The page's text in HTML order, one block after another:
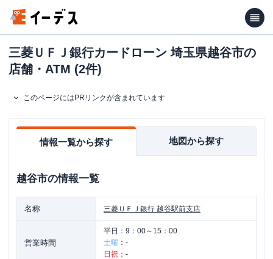
三菱ＵＦＪ銀行カードローン 埼玉県越谷市の
店舗・ATM (2件)
このページにはPRリンクが含まれています
情報一覧から探す 地図から探す
越谷市の情報一覧
名称 三菱ＵＦＪ銀行 越谷駅前支店
営業時間
平日： 9：00～15：00
土曜 ： -
日祝 ： -